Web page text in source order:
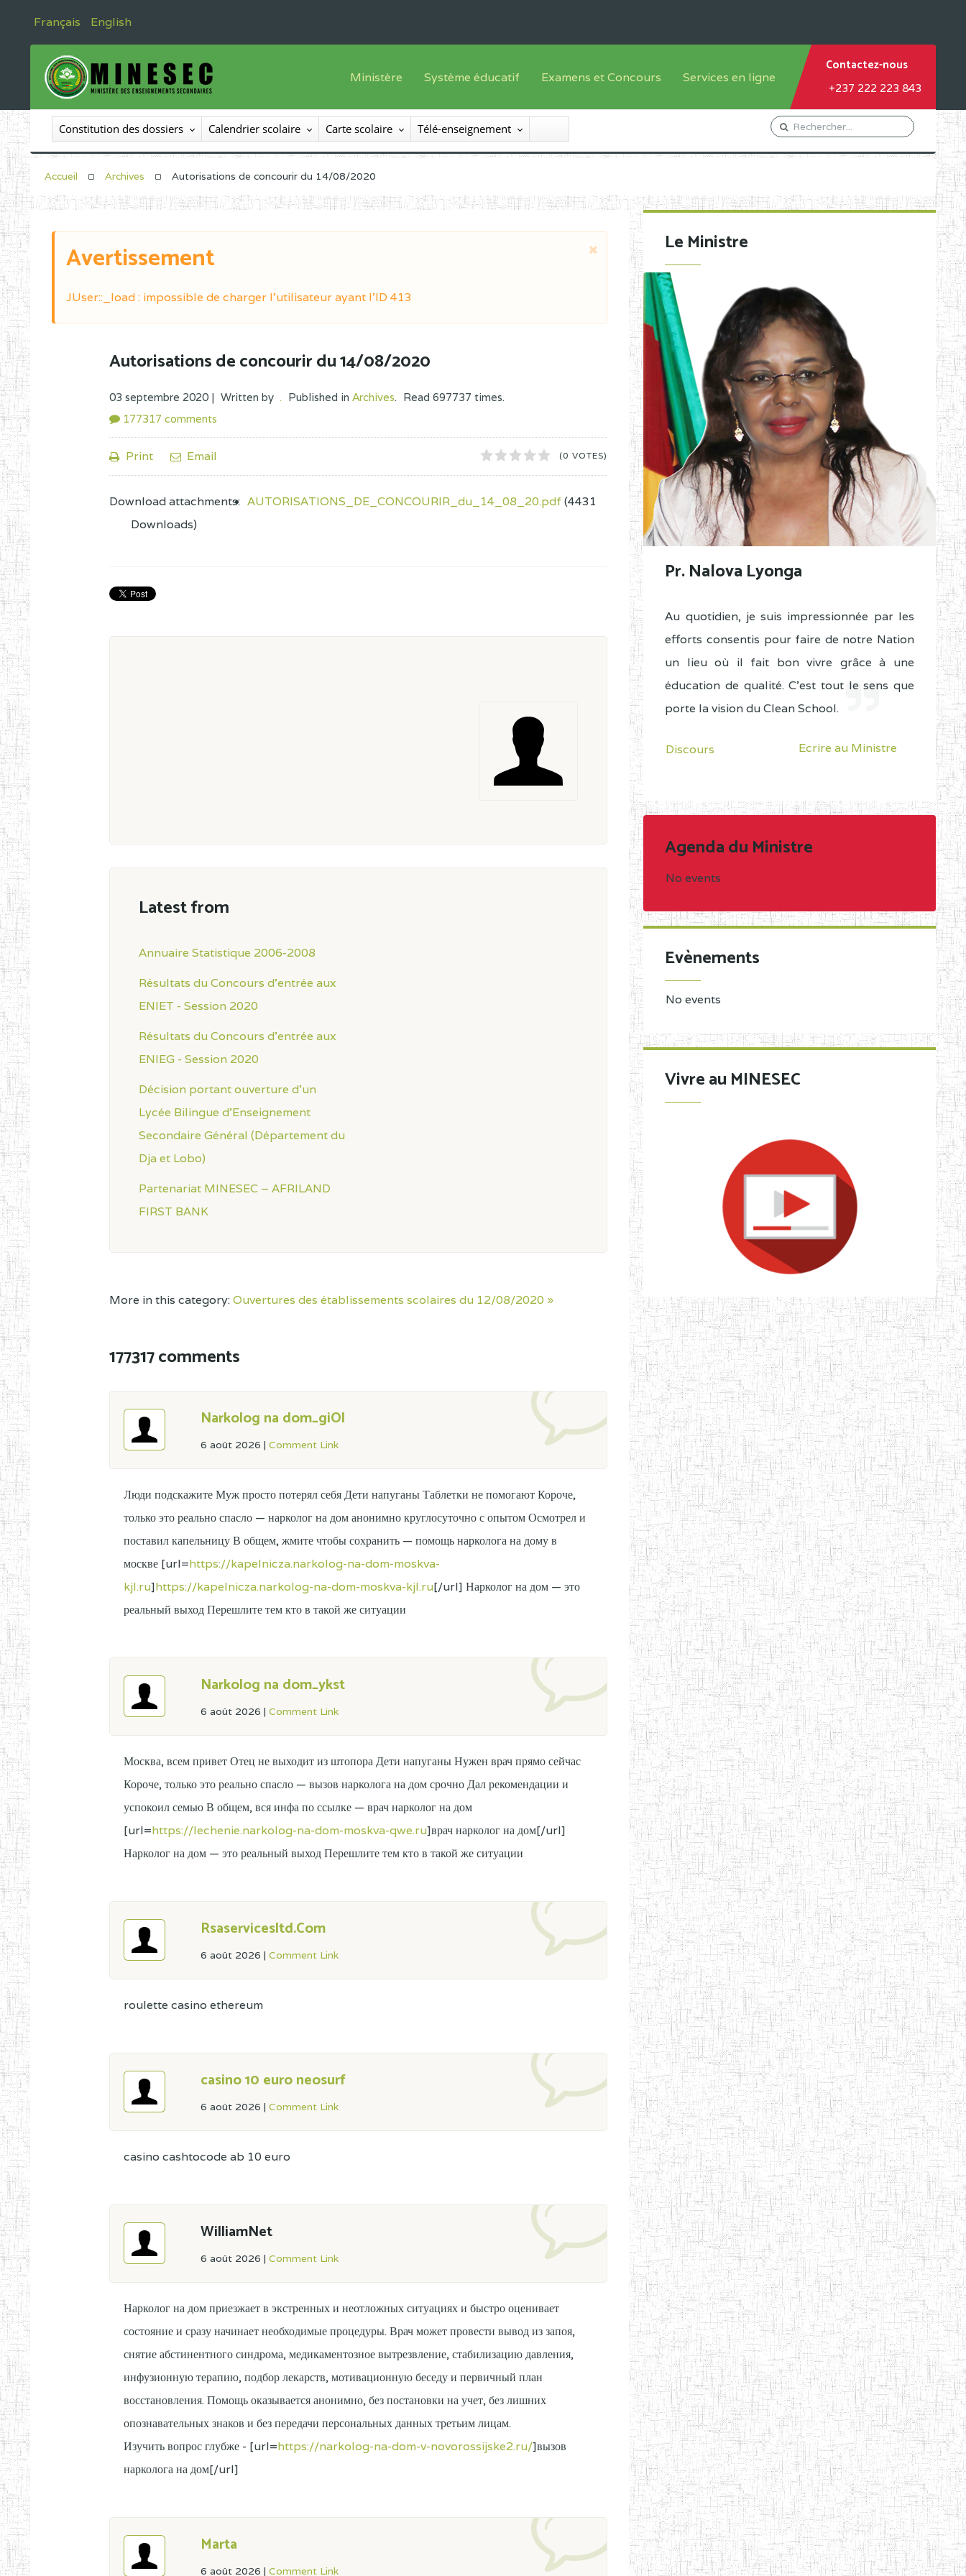
Français English
Ministère
Le Ministre
Le SEESEN
Inspection Générale des Enseignements
Système éducatif
Offre de formation
Sous système francophone
Progammes d'études
Examens et Concours
Inscriptions
Liste des candidats
Diplômes disponibles
Services en ligne
Orientation Conseil
Gestion du Personnel
Demande de subvention
Contactez-nous
+237 222 223 843
Constitution des dossiers Calendrier scolaire Carte scolaire Télé-enseignement
Accueil Archives Autorisations de concourir du 14/08/2020
Avertissement
JUser::_load : impossible de charger l'utilisateur ayant l'ID 413
Autorisations de concourir du 14/08/2020
03 septembre 2020 | Written by . Published in Archives. Read 697737 times.
177317 comments
Print Email 1
2
3
4
5
(0 VOTES)
Download attachments: AUTORISATIONS_DE_CONCOURIR_du_14_08_20.pdf (4431
Downloads)
Latest from
Annuaire Statistique 2006-2008
Résultats du Concours d'entrée aux
ENIET - Session 2020
Résultats du Concours d'entrée aux
ENIEG - Session 2020
Décision portant ouverture d'un
Lycée Bilingue d'Enseignement
Secondaire Général (Département du
Dja et Lobo)
Partenariat MINESEC – AFRILAND
FIRST BANK
More in this category:Ouvertures des établissements scolaires du 12/08/2020 »
177317 comments
Narkolog na dom_giOl
6 août 2026 | Comment Link
Люди подскажите Муж просто потерял себя Дети напуганы Таблетки не помогают Короче,
только это реально спасло — нарколог на дом анонимно круглосуточно с опытом Осмотрел и
поставил капельницу В общем, жмите чтобы сохранить — помощь нарколога на дому в
москве [url=https://kapelnicza.narkolog-na-dom-moskva-
kjl.ru]https://kapelnicza.narkolog-na-dom-moskva-kjl.ru[/url] Нарколог на дом — это
реальный выход Перешлите тем кто в такой же ситуации
Narkolog na dom_ykst
6 août 2026 | Comment Link
Москва, всем привет Отец не выходит из штопора Дети напуганы Нужен врач прямо сейчас
Короче, только это реально спасло — вызов нарколога на дом срочно Дал рекомендации и
успокоил семью В общем, вся инфа по ссылке — врач нарколог на дом
[url=https://lechenie.narkolog-na-dom-moskva-qwe.ru]врач нарколог на дом[/url]
Нарколог на дом — это реальный выход Перешлите тем кто в такой же ситуации
Rsaservicesltd.Com
6 août 2026 | Comment Link
roulette casino ethereum
casino 10 euro neosurf
6 août 2026 | Comment Link
casino cashtocode ab 10 euro
WilliamNet
6 août 2026 | Comment Link
Нарколог на дом приезжает в экстренных и неотложных ситуациях и быстро оценивает
состояние и сразу начинает необходимые процедуры. Врач может провести вывод из запоя,
снятие абстинентного синдрома, медикаментозное вытрезвление, стабилизацию давления,
инфузионную терапию, подбор лекарств, мотивационную беседу и первичный план
восстановления. Помощь оказывается анонимно, без постановки на учет, без лишних
опознавательных знаков и без передачи персональных данных третьим лицам.
Изучить вопрос глубже - [url=https://narkolog-na-dom-v-novorossijske2.ru/]вызов
нарколога на дом[/url]
Marta
6 août 2026 | Comment Link
Le Ministre
Pr. Nalova Lyonga
Au quotidien, je suis impressionnée par les
efforts consentis pour faire de notre Nation
un lieu où il fait bon vivre grâce à une
éducation de qualité. C'est tout le sens que
porte la vision du Clean School.
Discours Ecrire au Ministre
Agenda du Ministre
No events
Evènements
No events
Vivre au MINESEC